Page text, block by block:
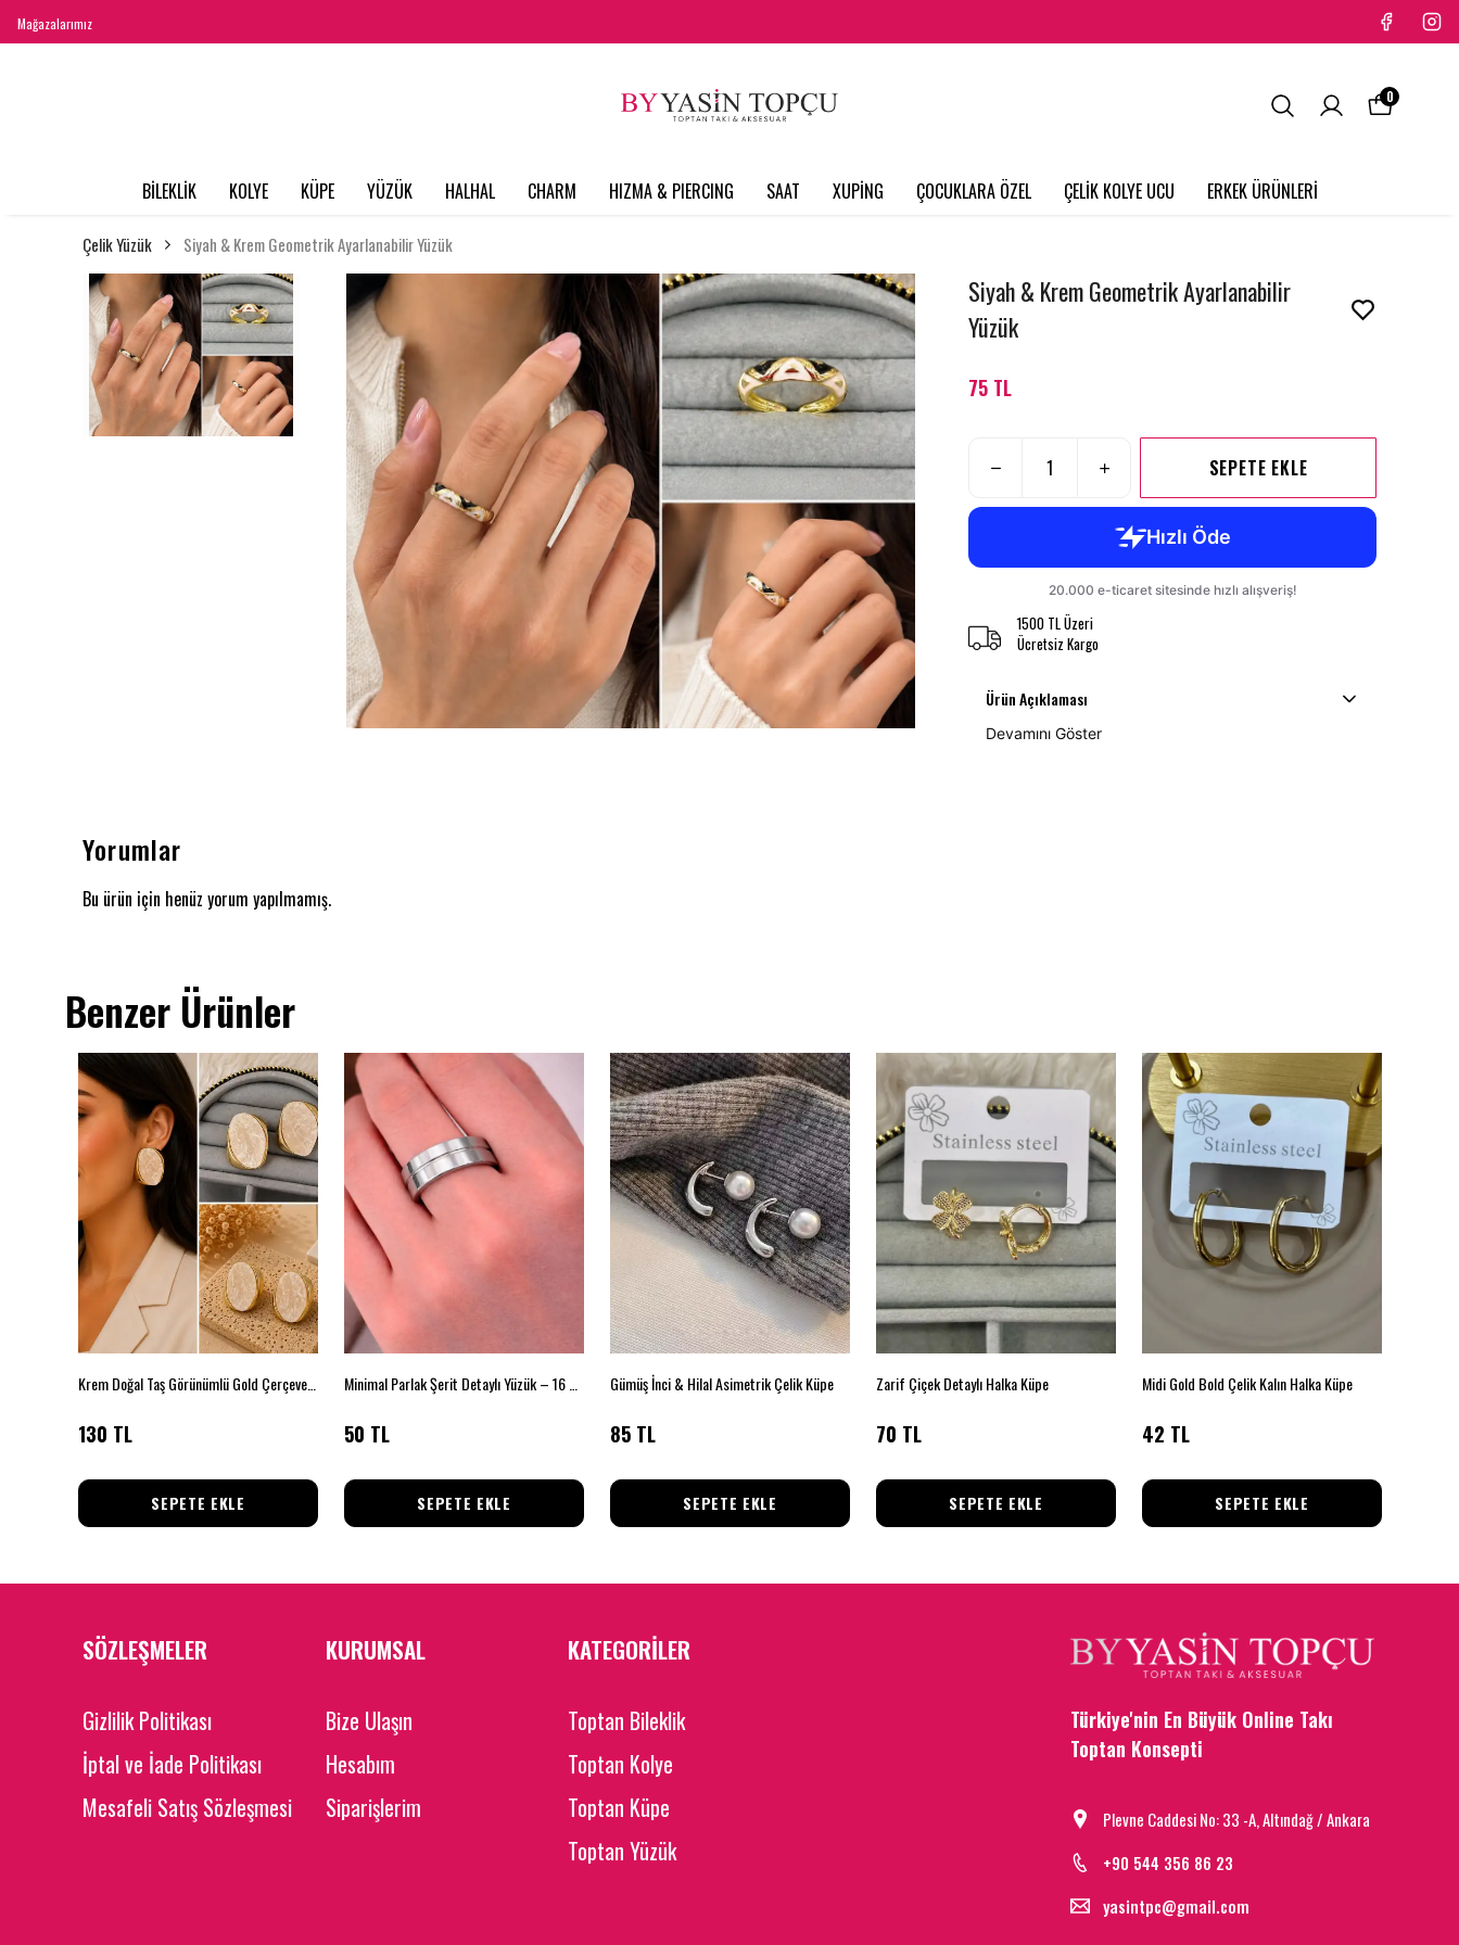
Mağazalarımız
BİLEKLİK KOLYE KÜPE YÜZÜK HALHAL CHARM HIZMA & PIERCING SAAT XUPİNG ÇOCUKLARA ÖZEL ÇELİK KOLYE UCU ERKEK ÜRÜNLERİ
0
Çelik Yüzük Siyah & Krem Geometrik Ayarlanabilir Yüzük
Siyah & Krem Geometrik Ayarlanabilir
Yüzük
75 TL
SEPETE EKLE
1500 TL Üzeri
Ücretsiz Kargo
Ürün Açıklaması
Devamını Göster
Yorumlar
Bu ürün için henüz yorum yapılmamış.
Benzer Ürünler
130 TL
SEPETE EKLE
50 TL
SEPETE EKLE
Gümüş İnci & Hilal Asimetrik Çelik Küpe
85 TL
SEPETE EKLE
Zarif Çiçek Detaylı Halka Küpe
70 TL
SEPETE EKLE
Midi Gold Bold Çelik Kalın Halka Küpe
42 TL
SEPETE EKLE
SÖZLEŞMELER
Gizlilik Politikası
İptal ve İade Politikası
Mesafeli Satış Sözleşmesi
KURUMSAL
Bize Ulaşın
Hesabım
Siparişlerim
KATEGORİLER
Toptan Bileklik
Toptan Kolye
Toptan Küpe
Toptan Yüzük
Türkiye'nin En Büyük Online Takı
Toptan Konsepti
Plevne Caddesi No: 33 -A, Altındağ / Ankara
+90 544 356 86 23
yasintpc@gmail.com